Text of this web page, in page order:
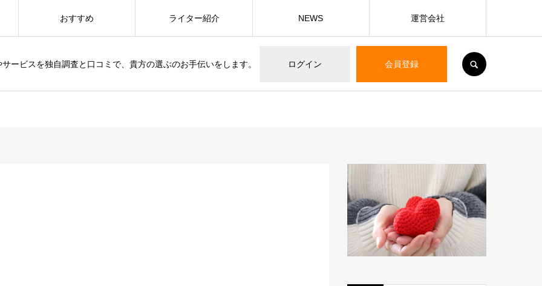
ービスを独自調査と口コミで、貴方の選ぶのお手伝いをします。 ログイン 会員登録
おすすめ ライター紹介 NEWS 運営会社